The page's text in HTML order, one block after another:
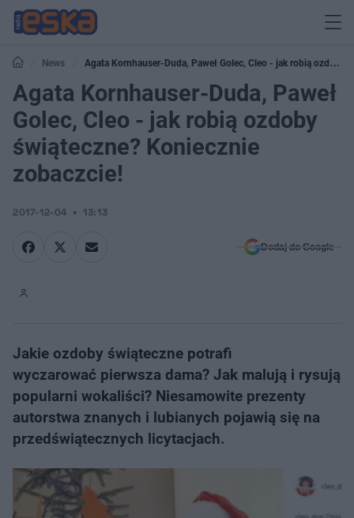
News
Agata Kornhauser-Duda, Paweł Golec, Cleo - jak robią ozdoby
świąteczne? Koniecznie zobaczcie!
Agata Kornhauser-Duda, Paweł
Golec, Cleo - jak robią ozdoby
świąteczne? Koniecznie
zobaczcie!
2017-12-04 13:13
Dodaj do Google
Jakie ozdoby świąteczne potrafi
wyczarować pierwsza dama? Jak malują i rysują
popularni wokaliści? Niesamowite prezenty
autorstwa znanych i lubianych pojawią się na
przedświątecznych licytacjach.